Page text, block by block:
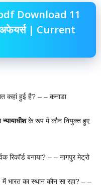
Download 11
| Current
कहां हुई है? – – कनाडा
के रूप में कौन नियुक्त हुए
रिकॉर्ड बनाया? – – नागपुर मेट्रो
में भारत का स्थान कौन सा रहा? – –